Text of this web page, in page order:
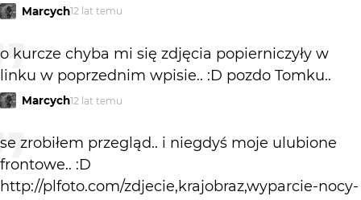
Marcych12 lat temu
o kurcze chyba mi się zdjęcia popierniczyły w
linku w poprzednim wpisie.. :D pozdo Tomku..
Marcych12 lat temu
se zrobiłem przegląd.. i niegdyś moje ulubione
frontowe.. :D
http://plfoto.com/zdjecie,krajobraz,wyparcie-nocy-